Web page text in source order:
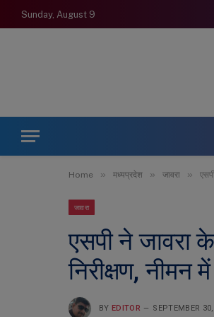
Sunday, August 9
Home » मध्यप्रदेश » जावरा »
जावरा
एसपी ने जावरा के
निरीक्षण,
BY EDITOR SEPTEMBER